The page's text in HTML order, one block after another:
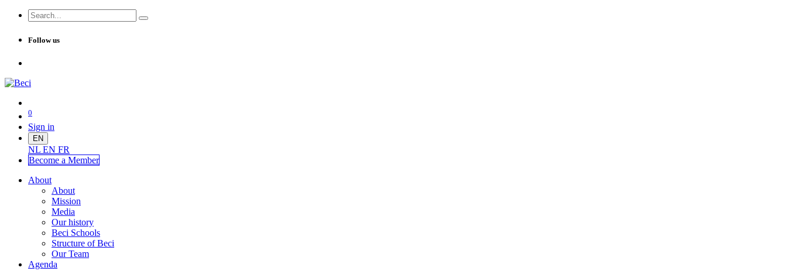
Follow us
0
Sign in
EN
NL EN FR
Become a Member
About
About
Mission
Media
Our history
Beci Schools
Structure of Beci
Our Team
Agenda